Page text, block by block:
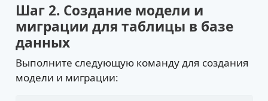
Шаг 2. Создание модели и
миграции для таблицы в базе
данных
Выполните следующую команду для создания
модели и миграции: